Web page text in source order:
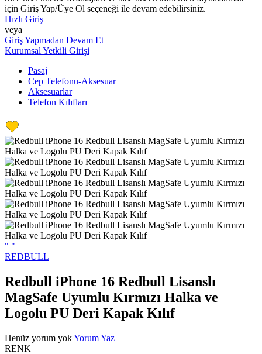
için Giriş Yap/Üye Ol seçeneği ile devam edebilirsiniz.
Hızlı Giriş
veya
Giriş Yapmadan Devam Et
Kurumsal Yetkili Girişi
Pasaj
Cep Telefonu-Aksesuar
Aksesuarlar
Telefon Kılıfları
" "
REDBULL
Redbull iPhone 16 Redbull Lisanslı
MagSafe Uyumlu Kırmızı Halka ve
Logolu PU Deri Kapak Kılıf
Henüz yorum yokYorum Yaz
RENK